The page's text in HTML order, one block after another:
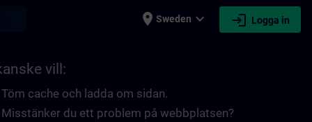
place Sweden expand_more login Logga in
vill:
Töm cache och ladda om sidan.
Misstänker du ett problem på webbplatsen?